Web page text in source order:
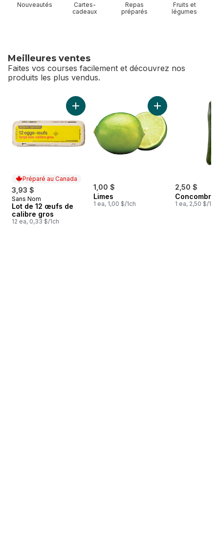
Nouveautés
Cartes-
cadeaux
Repas
préparés
Fruits et
légumes
Meilleures ventes
Faites vos courses facilement et découvrez nos
produits les plus vendus.
sauter Meilleures ventes
Préparé au Canada
3,93 $
Préparé au Canada
Sans Nom
Lot de 12 œufs de
calibre gros
12 ea, 0,33 $/1ch
Ajouter Lot de 12 œufs de calibre gros au
1,00 $
Limes
1 ea, 1,00 $/1ch
Ajouter Limes au
2,50 $
1 ea, 2,50 $/1ch